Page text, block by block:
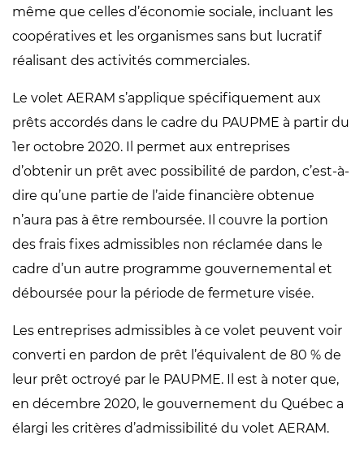
même que celles d’économie sociale, incluant les
coopératives et les organismes sans but lucratif
réalisant des activités commerciales.
Le volet AERAM s’applique spécifiquement aux
prêts accordés dans le cadre du PAUPME à partir du
1er octobre 2020. Il permet aux entreprises
d’obtenir un prêt avec possibilité de pardon, c’est-à-
dire qu’une partie de l’aide financière obtenue
n’aura pas à être remboursée. Il couvre la portion
des frais fixes admissibles non réclamée dans le
cadre d’un autre programme gouvernemental et
déboursée pour la période de fermeture visée.
Les entreprises admissibles à ce volet peuvent voir
converti en pardon de prêt l’équivalent de 80 % de
leur prêt octroyé par le PAUPME. Il est à noter que,
en décembre 2020, le gouvernement du Québec a
élargi les critères d’admissibilité du volet AERAM.